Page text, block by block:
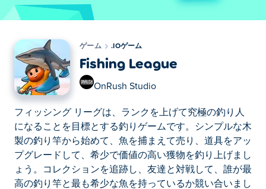
ゲーム .IOゲーム
Fishing League
OnRush Studio
フィッシング リーグは、ランクを上げて究極の釣り人
になることを目標とする釣りゲームです。シンプルな木
製の釣り竿から始めて、魚を捕まえて売り、道具をアッ
プグレードして、希少で価値の高い獲物を釣り上げまし
ょう。コレクションを追跡し、友達と対戦して、誰が最
高の釣り竿と最も希少な魚を持っているか競い合いまし